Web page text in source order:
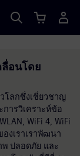
อนโดย
โลกซึ่งเชี่ยวชาญ
ารวิเคราะห์ข้อ
WiFi 4, WiFi
องเราเราพัฒนา
ปลอดภัย และ